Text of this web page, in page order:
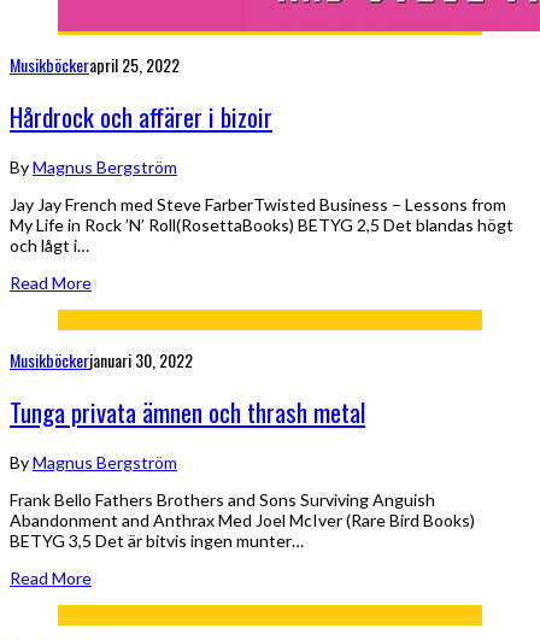
Musikböckerapril 25, 2022
Hårdrock och affärer i bizoir
ByMagnus Bergström
Jay Jay French med Steve FarberTwisted Business – Lessons from
My Life in Rock ’N’ Roll(RosettaBooks) BETYG 2,5 Det blandas högt
och lågt i…
Read More
Musikböckerjanuari 30, 2022
Tunga privata ämnen och thrash metal
ByMagnus Bergström
Frank Bello Fathers Brothers and Sons Surviving Anguish
Abandonment and Anthrax Med Joel McIver (Rare Bird Books)
BETYG 3,5 Det är bitvis ingen munter…
Read More